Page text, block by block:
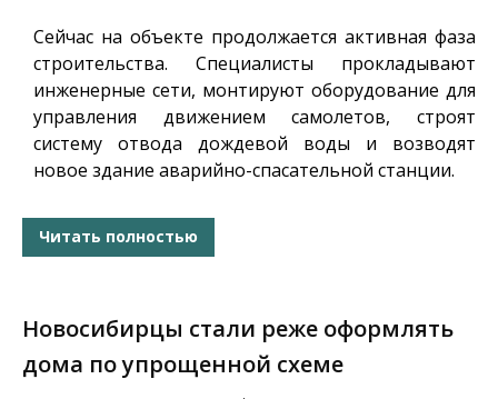
Сейчас на объекте продолжается активная фаза
строительства. Специалисты прокладывают
инженерные сети, монтируют оборудование для
управления движением самолетов, строят
систему отвода дождевой воды и возводят
новое здание аварийно-спасательной станции.
Читать полностью
Новосибирцы стали реже оформлять
дома по упрощенной схеме